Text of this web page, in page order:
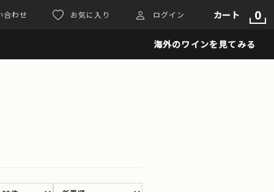
合わせ お気に入り ログイン カート 0
海外のワインを見てみる